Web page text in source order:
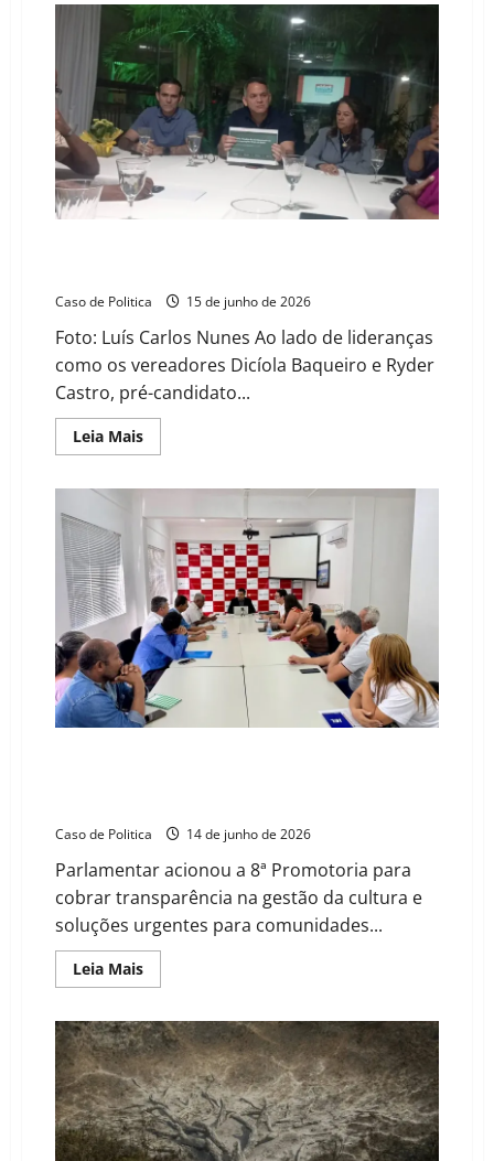
em
meio
à
greve
nacional
da
limpeza
urbana,
cidades
atendidas
pela
LINCAR
terão
Caso de Politica 15 de junho de 2026
Foto: Luís Carlos Nunes Ao lado de lideranças
como os vereadores Dicíola Baqueiro e Ryder
Castro, pré-candidato...
Leia MaisRead
more
Barrozo
defende
industrialização
do
interior
e
união
regional
em
sabatina
com
a
imprensa
no
Oeste
Caso de Politica 14 de junho de 2026
Parlamentar acionou a 8ª Promotoria para
cobrar transparência na gestão da cultura e
soluções urgentes para comunidades...
Leia MaisRead
more
Felipe
aciona
Ministério
Público
contra
desmonte
da
cultura
e